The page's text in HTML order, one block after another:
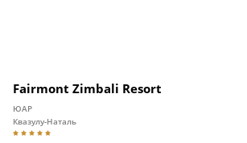
Fairmont Zimbali Resort
ЮАР
Квазулу-Наталь